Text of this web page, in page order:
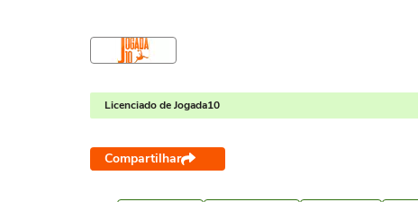
Licenciado de Jogada10
Compartilhar